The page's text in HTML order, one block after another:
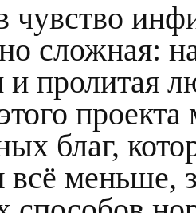
чувство
сложная:
и пролитая
благ,
всё меньше,